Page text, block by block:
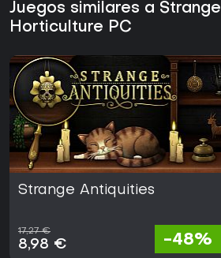
Juegos similares a Strange
Horticulture PC
Strange Antiquities
17,27 €
8,98 € -48%